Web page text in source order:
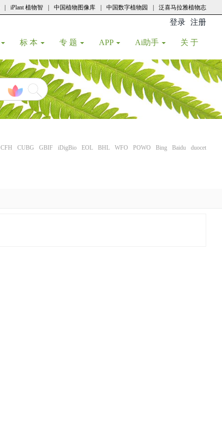
iPlant 植物智 中国植物图像库 中国数字植物园 泛喜马拉雅植物志
登录 注册
标 本 专 题 APP Ai助手 关 于
CFH CUBG GBIF iDigBio EOL BHL WFO POWO Bing Baidu duocet